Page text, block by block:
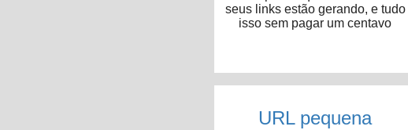
seus links estão gerando, e tudo
isso sem pagar um centavo
URL pequena